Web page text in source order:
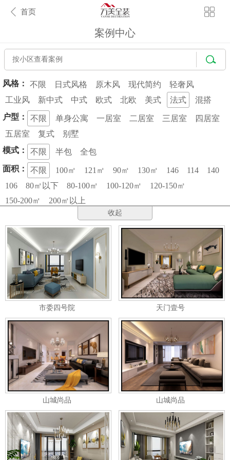
首页
案例中心
风格： 不限 日式风格 原木风 现代简约
轻奢风
工业风
新中式 中式 欧式 北欧 美式 法式
混搭
户型：
不限 单身公寓 一居室 二居室 三居室
四居室
五居室
复式
别墅
模式：
不限 半包
全包
面积：
不限 100㎡ 121㎡ 90㎡ 130㎡ 146 114
140
106
80㎡以下 80-100㎡ 100-120㎡
120-150㎡
150-200㎡
200㎡以上
收起
市委四号院 天门壹号
山城尚品 山城尚品